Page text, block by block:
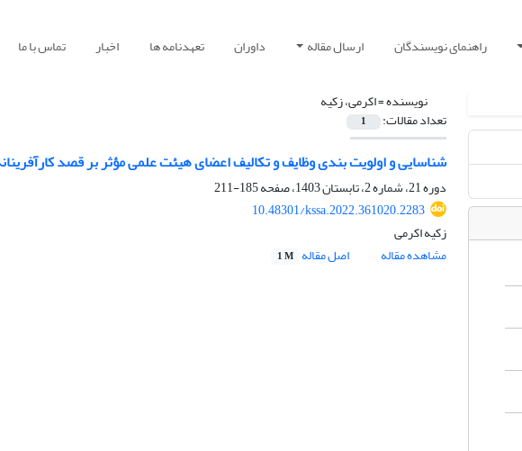
راهنمای نویسندگان ارسال مقاله داوران تعهدنامه ها اخبار تماس با ما
نویسنده =اکرمی، زکیه
تعداد مقالات: 1
شناسایی و اولویت بندی وظایف و تکالیف اعضای هیئت علمی مؤثر بر قصد
دوره 21، شماره 2، تابستان 1403، صفحه
185-211
10.48301/kssa.2022.361020.2283
زکیه اکرمی
مشاهده مقاله
اصل مقاله 1 M